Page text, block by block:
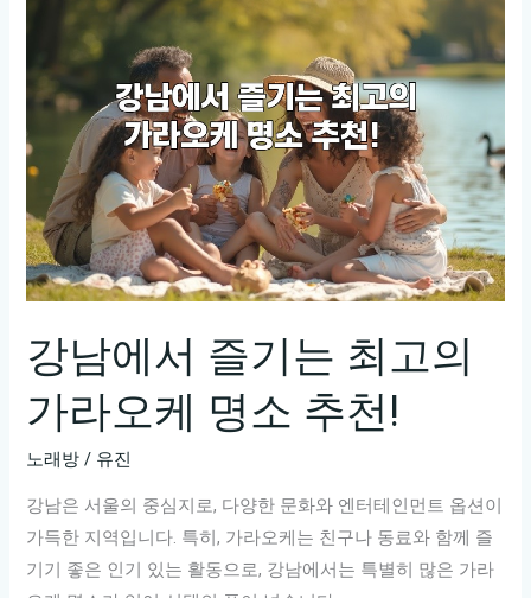
나
가
라
오
케
밤
강남에서 즐기는 최고의
가라오케 명소 추천!
노래방 / 유진
강남은 서울의 중심지로, 다양한 문화와 엔터테인먼트 옵션이
가득한 지역입니다. 특히, 가라오케는 친구나 동료와 함께 즐
기기 좋은 인기 있는 활동으로, 강남에서는 특별히 많은 가라